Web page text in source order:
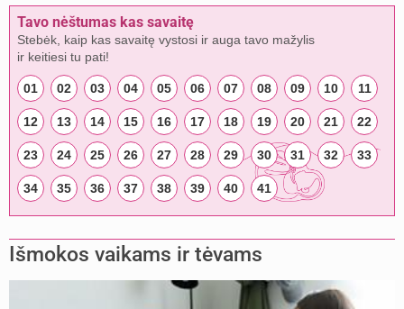
Tavo nėštumas kas savaitę
Stebėk, kaip kas savaitę vystosi ir auga tavo mažylis
ir keitiesi tu pati!
01 02 03 04 05 06 07 08 09 10 11
12 13 14 15 16 17 18 19 20 21 22
23 24 25 26 27 28 29 30 31 32 33
34 35 36 37 38 39 40 41
Išmokos vaikams ir tėvams